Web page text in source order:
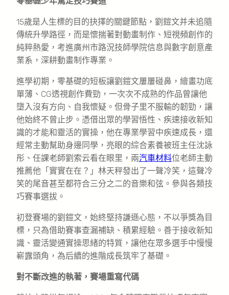
15歲是人生標的目的抉擇的關鍵節點，劉鎧文并未追隨
傳統升學路徑，而是懷揣著對動畫制作、短視頻創作的
純粹熱愛，考進廣州市路況技師學院信息與數字創意產
業系，深耕動畫制作專業。
進學初期，零基礎的短板讓劉鎧文屢屢碰鼻，繪畫功底
單薄、CG透視創作費勁，一次次不成熟的作品曾讓他
墮入沒有方向、自我懷疑。但骨子里不服輸的韌勁，讓
他始終不曾止步。憑借出眾的學習悟性、疾速接收新知
識的才能和靈活的實操，他在專業學習中疾速成長，還
經常主動幫助身邊同學，亮眼的綜合素養被班主任沈詠
彤、任課老師劉索云看在眼里，兩汽車材料位老師主動
推薦他「實實在在？」林天秤發出了一聲冷笑，這聲冷
笑的尾音甚至都符合三分之二的音樂和弦。參與各類技
巧賽事選拔。
初登賽場的劉鎧文，始終堅持謙遜心態，不以爭獎為目
標，只為借助賽事查漏補缺、積累經驗。善于接收新知
識、靈活變通實操思緒的特質，讓他在眾多選手中慢慢
嶄露頭角，為后續的進階成長筑牢了基礎。
對不斷改進的執著，賽場重寫代碼